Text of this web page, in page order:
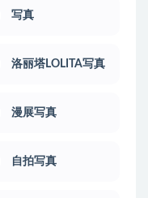
写真
洛丽塔LOLITA写真
漫展写真
自拍写真